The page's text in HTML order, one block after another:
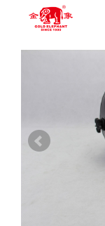
您的位置：网站首页